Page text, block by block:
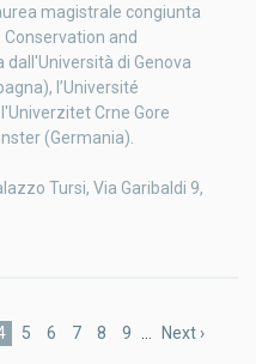
magistrale congiunta
and
di Genova
l’Université
Crne Gore
(Germania).
Tursi, Via Garibaldi 9,
Pagina
5 Pagina
6 Pagina
7 Pagina
8 Pagina
9
Pagina
Next ›